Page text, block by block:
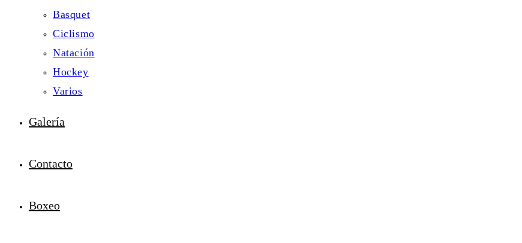
Basquet
Ciclismo
Natación
Hockey
Varios
Galería
Contacto
Boxeo